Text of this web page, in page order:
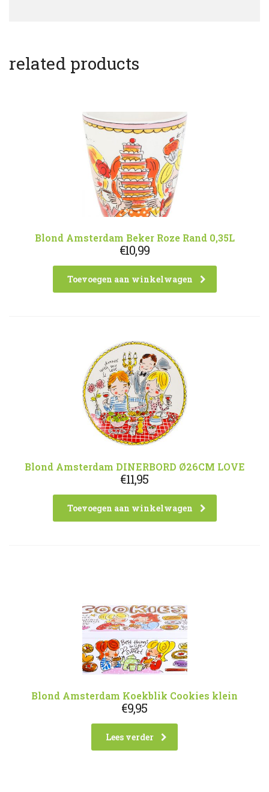
related products
Blond Amsterdam Beker Roze Rand 0,35L
€10,99
Toevoegen aan winkelwagen
Blond Amsterdam DINERBORD Ø26CM LOVE
€11,95
Toevoegen aan winkelwagen
Blond Amsterdam Koekblik Cookies klein
€9,95
Lees verder